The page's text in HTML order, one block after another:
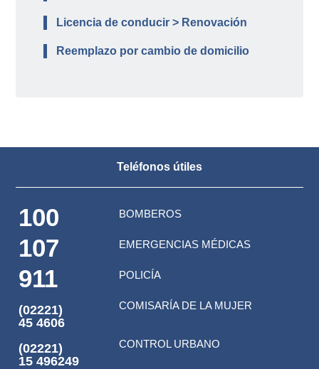
Licencia de conducir > Renovación
Reemplazo por cambio de domicilio
Teléfonos útiles
100 BOMBEROS
107 EMERGENCIAS MÉDICAS
911 POLICÍA
(02221)
45 4606
COMISARÍA DE LA MUJER
(02221)
15 496249
CONTROL URBANO